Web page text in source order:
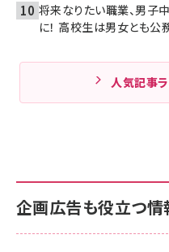
将来なりたい職業、男
に！ 高校生は男女とも公
人気記事
企画広告も役立つ情